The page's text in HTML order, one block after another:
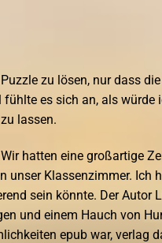
zu lösen, nur dass
es sich an, als würde
lassen.
hatten eine großartige
unser Klassenzimmer. Ich
sein könnte. Der Autor
und einem Hauch von
epub war, verlag